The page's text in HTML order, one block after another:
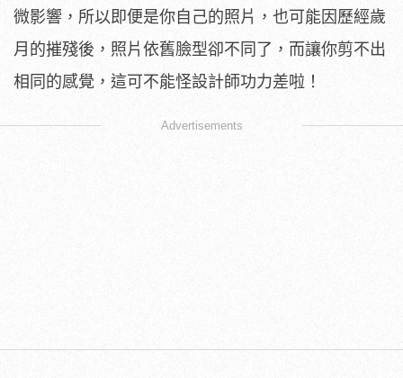
微影響，所以即便是你自己的照片，也可能因歷經歲
月的摧殘後，照片依舊臉型卻不同了，而讓你剪不出
相同的感覺，這可不能怪設計師功力差啦！
Advertisements